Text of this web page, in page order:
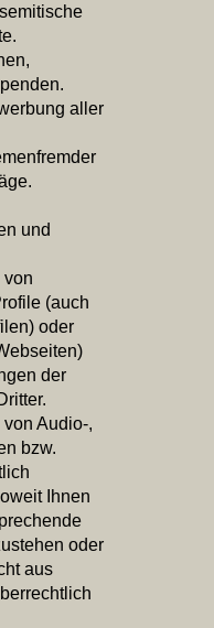
aller
und
(auch
oder
der
Audio‐,
bzw.
Ihnen
oder
aus